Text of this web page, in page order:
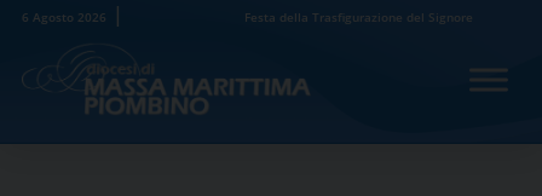
Skip
content
6 Agosto 2026 Festa della Trasfigurazione del Signore